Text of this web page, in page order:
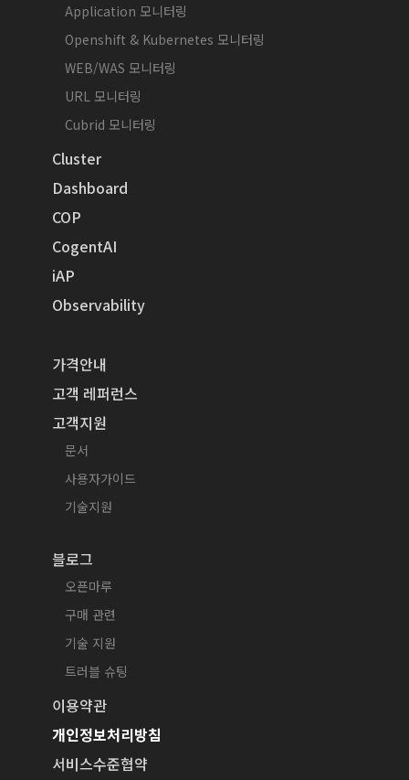
Application 모니터링
Openshift & Kubernetes 모니터링
WEB/WAS 모니터링
URL 모니터링
Cubrid 모니터링
Cluster
Dashboard
COP
CogentAI
iAP
Observability
가격안내
고객 레퍼런스
고객지원
문서
사용자가이드
기술지원
블로그
오픈마루
구매 관련
기술 지원
트러블 슈팅
이용약관
개인정보처리방침
서비스수준협약